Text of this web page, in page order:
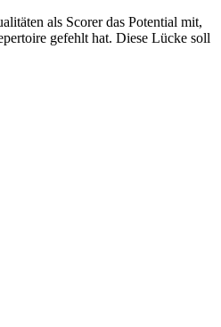
als Scorer das Potential mit,
gefehlt hat. Diese Lücke soll